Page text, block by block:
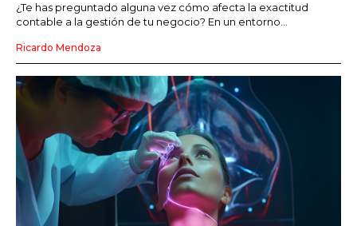
¿Te has preguntado alguna vez cómo afecta la exactitud
contable a la gestión de tu negocio? En un entorno...
Ricardo Mendoza